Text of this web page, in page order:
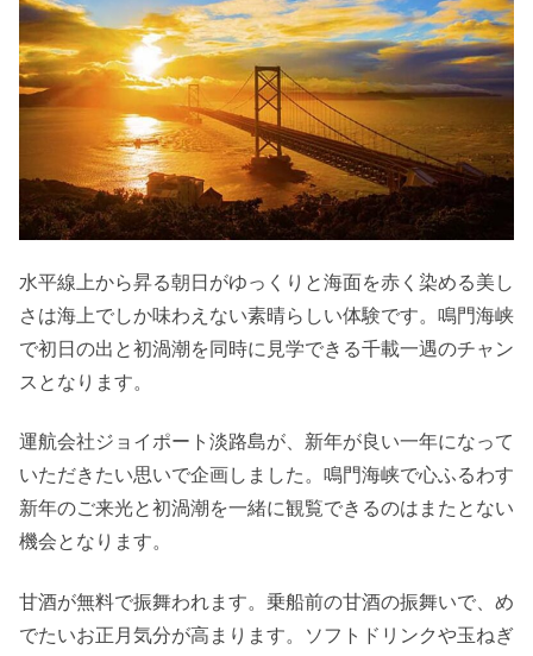
水平線上から昇る朝日がゆっくりと海面を赤く染める美し
さは海上でしか味わえない素晴らしい体験です。鳴門海峡
で初日の出と初渦潮を同時に見学できる千載一遇のチャン
スとなります。
運航会社ジョイポート淡路島が、新年が良い一年になって
いただきたい思いで企画しました。鳴門海峡で心ふるわす
新年のご来光と初渦潮を一緒に観覧できるのはまたとない
機会となります。
甘酒が無料で振舞われます。乗船前の甘酒の振舞いで、め
でたいお正月気分が高まります。ソフトドリンクや玉ねぎ